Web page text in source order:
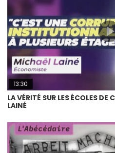
13:30
LA VÉRITÉ SUR LES ÉCOLES DE
LAINÉ